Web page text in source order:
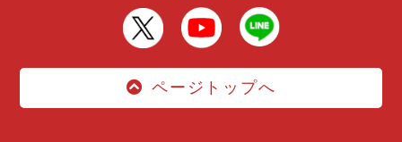
ページトップへ